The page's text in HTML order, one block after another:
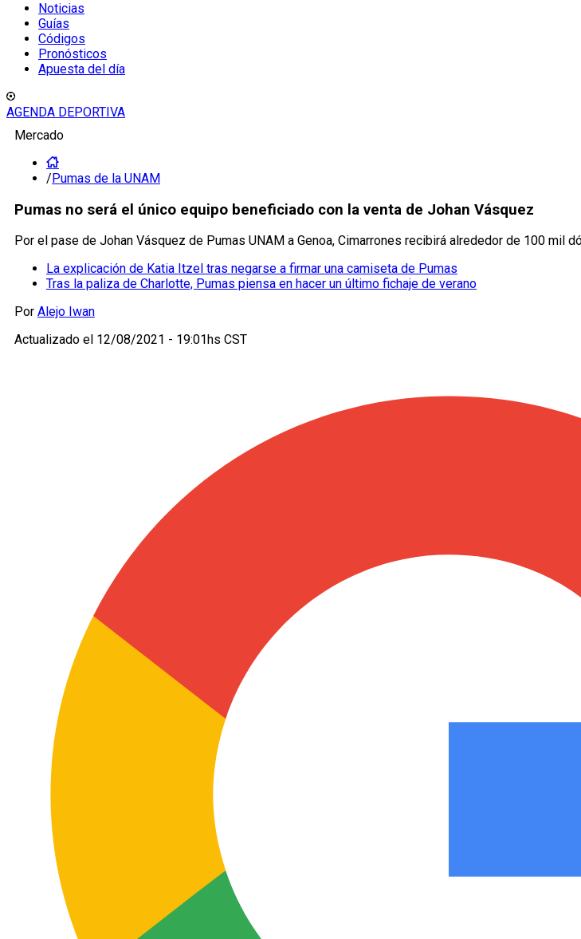
Noticias
Guías
Códigos
Pronósticos
Apuesta del día
AGENDA DEPORTIVA
Mercado
/Pumas de la UNAM
Pumas no será el único equipo beneficiado con la venta de Johan Vásquez
Por el pase de Johan Vásquez de Pumas UNAM a Genoa, Cimarrones recibirá alrededor de 100 mil
La explicación de Katia Itzel tras negarse a firmar una camiseta de Pumas
Tras la paliza de Charlotte, Pumas piensa en hacer un último fichaje de verano
Por Alejo Iwan
Actualizado el 12/08/2021 - 19:01hs CST